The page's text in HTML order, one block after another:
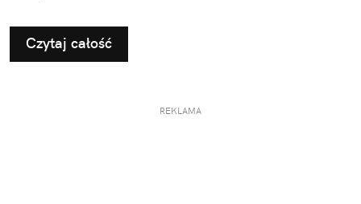
Czytaj całość
REKLAMA